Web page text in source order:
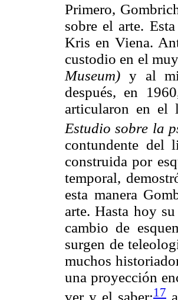
Primero,
sobre el arte.
Kris en Viena.
custodio en el
Museum) y al
después, en
articularon en
Estudio sobre la
contundente del
construida por
temporal,
esta manera
arte. Hasta hoy
cambio de
surgen de
muchos
una proyección
17